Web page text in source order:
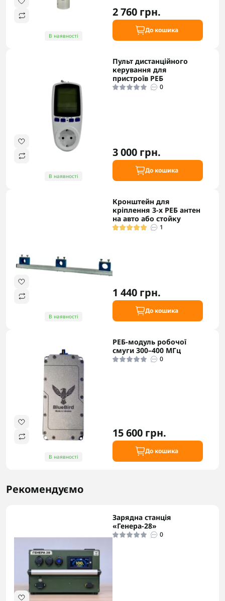
В наявності
2 760 грн.
До кошика
В наявності
Пульт дистанційного
керування для
пристроїв РЕБ
0
3 000 грн.
До кошика
В наявності
Кронштейн для
кріплення 3-х РЕБ антен
на авто або стойку
1
1 440 грн.
До кошика
В наявності
РЕБ-модуль робочої
смуги 300–400 МГц
0
15 600 грн.
До кошика
Рекомендуємо
Зарядна станція
«Генера-28»
0